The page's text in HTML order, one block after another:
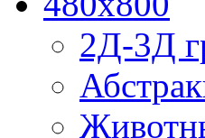
2Д-3Д